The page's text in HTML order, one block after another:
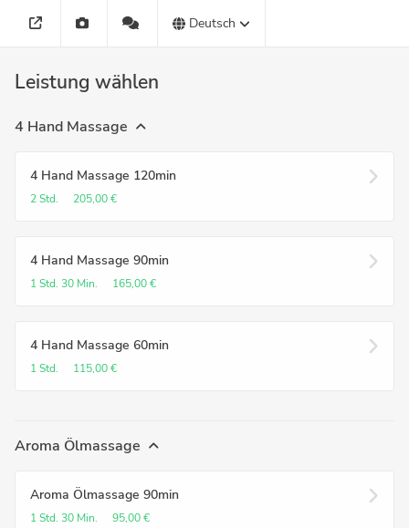
Deutsch
Leistung wählen
4 Hand Massage
4 Hand Massage 120min
2 Std. 205,00 €
4 Hand Massage 90min
1 Std. 30 Min. 165,00 €
4 Hand Massage 60min
1 Std. 115,00 €
Aroma Ölmassage
Aroma Ölmassage 90min
1 Std. 30 Min. 95,00 €